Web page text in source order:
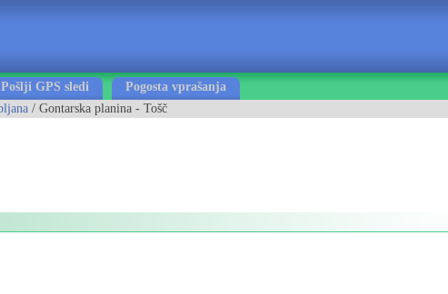
Pošlji GPS sledi Pogosta vprašanja
/ Gontarska planina - Tošč